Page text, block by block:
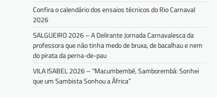
Confira o calendário dos ensaios técnicos do Rio Carnaval
2026
SALGUEIRO 2026 – A Delirante Jornada Carnavalesca da
professora que não tinha medo de bruxa, de bacalhau e nem
do pirata da perna-de-pau
VILA ISABEL 2026 – “Macumbembê, Samborembá: Sonhei
que um Sambista Sonhou a África”